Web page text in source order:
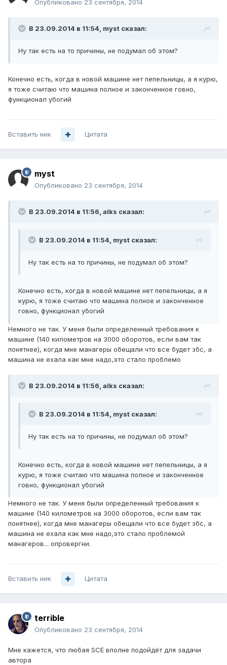
Опубликовано 23 сентября, 2014
В 23.09.2014 в 11:54, myst сказал:
Ну так есть на то причины, не подумал об этом?
Конечно есть, когда в новой машине нет пепельницы, а я курю,
я тоже считаю что машина полное и законченное говно,
функционал убогий
Вставить ник Цитата
myst
Опубликовано 23 сентября, 2014
В 23.09.2014 в 11:56, alks сказал:
В 23.09.2014 в 11:54, myst сказал:
Ну так есть на то причины, не подумал об этом?
Конечно есть, когда в новой машине нет пепельницы, а я
курю, я тоже считаю что машина полное и законченное
говно, функционал убогий
Немного не так. У меня были определенный требования к
машине (140 километров на 3000 оборотов, если вам так
понятнее), когда мне манагеры обещали что все будет збс, а
машина не ехала как мне надо,это стало проблемо
В 23.09.2014 в 11:56, alks сказал:
В 23.09.2014 в 11:54, myst сказал:
Ну так есть на то причины, не подумал об этом?
Конечно есть, когда в новой машине нет пепельницы, а я
курю, я тоже считаю что машина полное и законченное
говно, функционал убогий
Немного не так. У меня были определенный требования к
машине (140 километров на 3000 оборотов, если вам так
понятнее), когда мне манагеры обещали что все будет збс, а
машина не ехала как мне надо,это стало проблемой
манагеров... опровергни.
Вставить ник Цитата
terrible
Опубликовано 23 сентября, 2014
Мне кажется, что любая SCE вполне подойдёт для задачи
автора